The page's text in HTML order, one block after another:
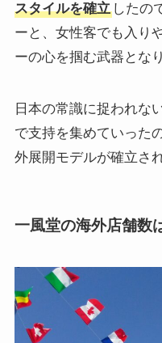
スタイルを確立したの
ーと、女性客でも入り
ーの心を掴む武器とな
日本の常識に捉われな
で支持を集めていった
外展開モデルが確立さ
一風堂の海外店舗数